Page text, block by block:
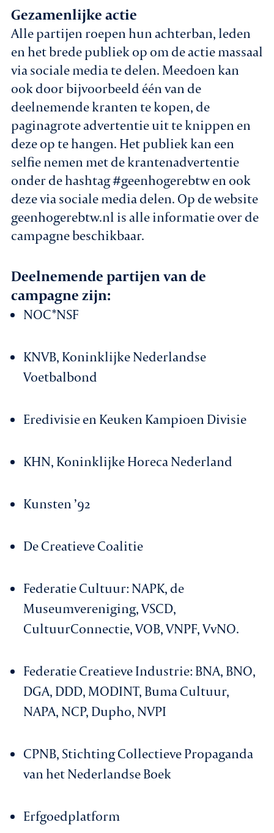
Gezamenlijke actie
Alle partijen roepen hun achterban, leden
en het brede publiek op om de actie massaal
via sociale media te delen. Meedoen kan
ook door bijvoorbeeld één van de
deelnemende kranten te kopen, de
paginagrote advertentie uit te knippen en
deze op te hangen. Het publiek kan een
selfie nemen met de krantenadvertentie
onder de hashtag #geenhogerebtw en ook
deze via sociale media delen. Op de website
geenhogerebtw.nl is alle informatie over de
campagne beschikbaar.
Deelnemende partijen van de
campagne zijn:
NOC*NSF
KNVB, Koninklijke Nederlandse
Voetbalbond
Eredivisie en Keuken Kampioen Divisie
KHN, Koninklijke Horeca Nederland
Kunsten ’92
De Creatieve Coalitie
Federatie Cultuur: NAPK, de
Museumvereniging, VSCD,
CultuurConnectie, VOB, VNPF, VvNO.
Federatie Creatieve Industrie: BNA, BNO,
DGA, DDD, MODINT, Buma Cultuur,
NAPA, NCP, Dupho, NVPI
CPNB, Stichting Collectieve Propaganda
van het Nederlandse Boek
Erfgoedplatform